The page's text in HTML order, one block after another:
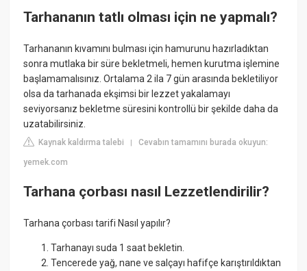
Tarhananın tatlı olması için ne yapmalı?
Tarhananın kıvamını bulması için hamurunu hazırladıktan
sonra mutlaka bir süre bekletmeli, hemen kurutma işlemine
başlamamalısınız. Ortalama 2 ila 7 gün arasında bekletiliyor
olsa da tarhanada ekşimsi bir lezzet yakalamayı
seviyorsanız bekletme süresini kontrollü bir şekilde daha da
uzatabilirsiniz.
Kaynak kaldırma talebi |Cevabın tamamını burada okuyun:
yemek.com
Tarhana çorbası nasıl Lezzetlendirilir?
Tarhana çorbası tarifi Nasıl yapılır?
Tarhanayı suda 1 saat bekletin.
Tencerede yağ, nane ve salçayı hafifçe karıştırıldıktan